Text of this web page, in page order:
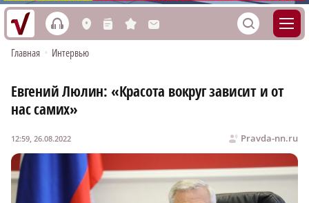
h L n s M S
Главная • Интервью
Евгений Люлин: «Красота вокруг зависит и от
нас самих»
Pravda-nn.ru
12:59, 26.08.2022